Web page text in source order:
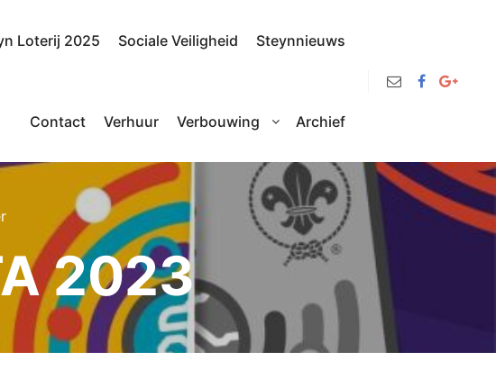
Loterij 2025 Sociale Veiligheid Steynnieuws
Contact Verhuur Verbouwing Archief
2023